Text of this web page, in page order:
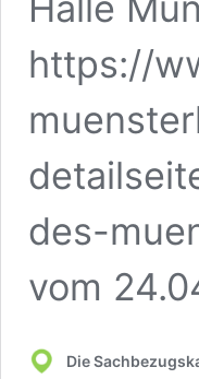
https://
des-
vom
Die